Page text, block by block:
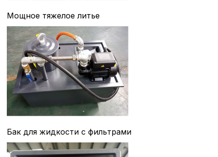
Мощное тяжелое литье
Бак для жидкости с фильтрами